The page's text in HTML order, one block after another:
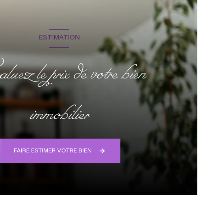
ESTIMATION
le prix de votre bien
immobilier
FAIRE ESTIMER VOTRE BIEN